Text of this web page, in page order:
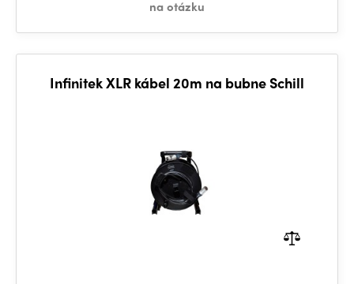
na otázku
Infinitek XLR kábel 20m na bubne Schill